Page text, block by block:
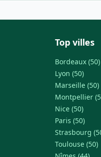
Top villes
Bordeaux (50)
Lyon (50)
Marseille (50)
Montpellier
Nice (50)
Paris (50)
Strasbourg
Toulouse (50)